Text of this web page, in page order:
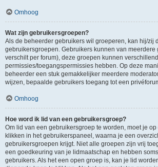
Omhoog
Wat zijn gebruikersgroepen?
Als de beheerder gebruikers wil groeperen, kan hij/zij
gebruikersgroepen. Gebruikers kunnen van meerdere
verschilt per forum), deze groepen kunnen
permissies/toegangspermissies hebben. Op deze
beheerder een stuk gemakkelijker meerdere
wijzen, bepaalde gebruikers toegang tot een
Omhoog
Hoe word ik lid van een gebruikersgroep?
Om lid van een gebruikersgroep te worden, moet je
klikken in het gebruikerspaneel, waarna je een
gebruikersgroepen krijgt. Niet alle groepen zijn vrij
een goedkeuring van je lidmaatschap en hebben
gebruikers. Als het een open groep is, kan je lid